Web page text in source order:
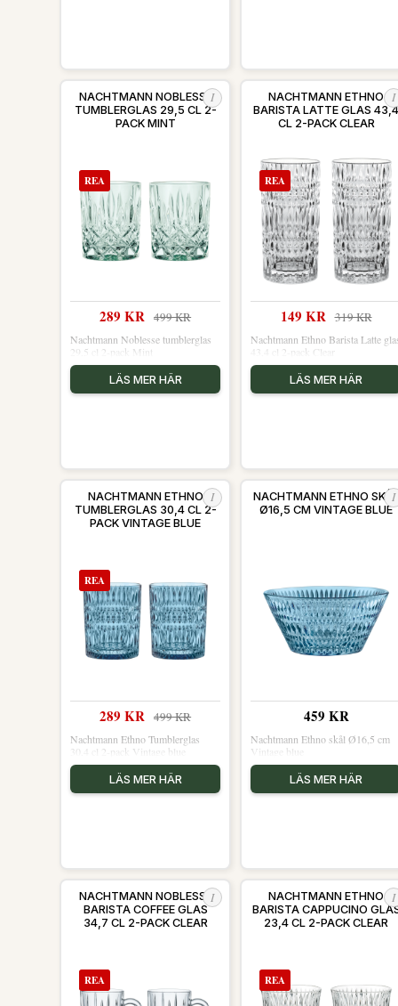
I
NACHTMANN NOBLESSE
TUMBLERGLAS 29,5 CL 2-
PACK MINT
REA
289 KR 499 KR
Nachtmann Noblesse tumblerglas
29,5 cl 2-pack Mint
LÄS MER HÄR
I
NACHTMANN ETHNO
BARISTA LATTE GLAS 43,4
CL 2-PACK CLEAR
REA
149 KR 319 KR
Nachtmann Ethno Barista Latte
43,4 cl 2-pack Clear
LÄS MER HÄR
I
NACHTMANN ETHNO
TUMBLERGLAS 30,4 CL 2-
PACK VINTAGE BLUE
REA
289 KR 499 KR
Nachtmann Ethno Tumblerglas
30,4 cl 2-pack Vintage blue
LÄS MER HÄR
I
NACHTMANN ETHNO
Ø16,5 CM VINTAGE BLUE
459 KR
Nachtmann Ethno skål Ø16,5 cm
Vintage blue
LÄS MER HÄR
I
NACHTMANN NOBLESSE
BARISTA COFFEE GLAS
34,7 CL 2-PACK CLEAR
REA
I
NACHTMANN ETHNO
BARISTA CAPPUCINO
23,4 CL 2-PACK CLEAR
REA